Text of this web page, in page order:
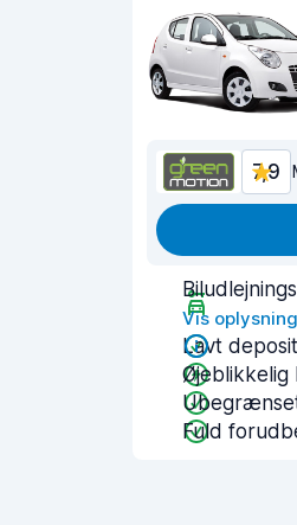
7,9
Vis
Lavt
Fuld